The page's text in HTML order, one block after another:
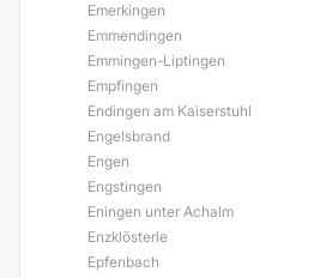
Emerkingen
Emmendingen
Emmingen-Liptingen
Empfingen
Endingen am Kaiserstuhl
Engelsbrand
Engen
Engstingen
Eningen unter Achalm
Enzklösterle
Epfenbach